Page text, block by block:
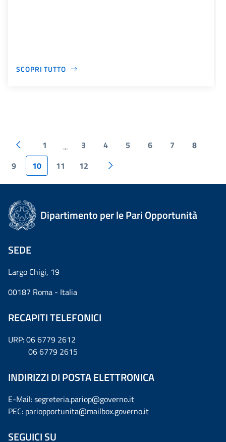
SCOPRI TUTTO
1 ... 3 4 5 6 7
8
9
10 11 12
Dipartimento per le Pari Opportunità
SEDE
Largo Chigi, 19
00187 Roma - Italia
RECAPITI TELEFONICI
URP: 06 6779 2612
06 6779 2615
INDIRIZZI DI POSTA ELETTRONICA
E-Mail: segreteria.pariop@governo.it
PEC: pariopportunita@mailbox.governo.it
SEGUICI SU